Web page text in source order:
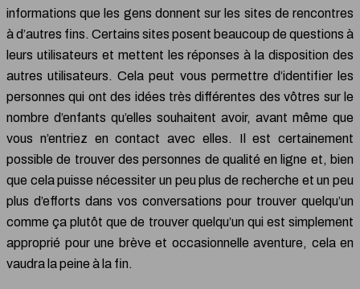
informations que les gens donnent sur les sites de rencontres
à d’autres fins. Certains sites posent beaucoup de questions à
leurs utilisateurs et mettent les réponses à la disposition des
autres utilisateurs. Cela peut vous permettre d’identifier les
personnes qui ont des idées très différentes des vôtres sur le
nombre d’enfants qu’elles souhaitent avoir, avant même que
vous n’entriez en contact avec elles. Il est certainement
possible de trouver des personnes de qualité en ligne et, bien
que cela puisse nécessiter un peu plus de recherche et un peu
plus d’efforts dans vos conversations pour trouver quelqu’un
comme ça plutôt que de trouver quelqu’un qui est simplement
approprié pour une brève et occasionnelle aventure, cela en
vaudra la peine à la fin.